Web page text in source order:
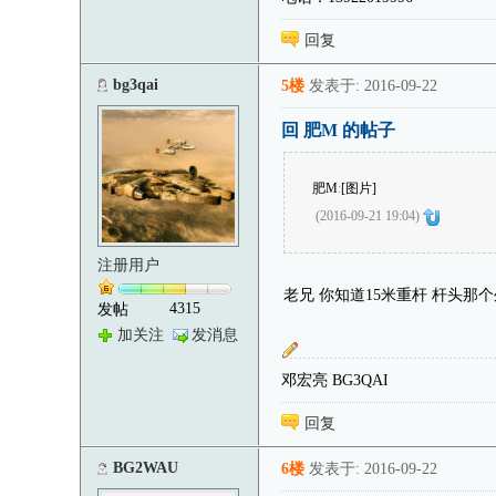
回复
bg3qai
注册用户
发帖
4315
加关注
发消息
5楼 发表于: 2016-09-22
回 肥M 的帖子
肥M:[图片]
(2016-09-21 19:04)
老兄 你知道15米重杆 杆头那
邓宏亮 BG3QAI
回复
BG2WAU 6楼 发表于: 2016-09-22